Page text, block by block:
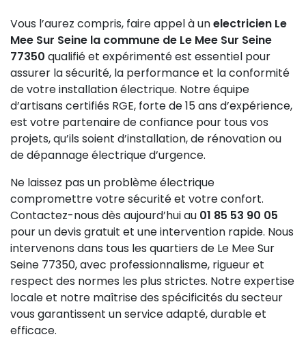
diagnostics conformes aux normes NF C 15-100, leur
disponibilité pour les urgences électriques, les
garanties offertes (décennale) et leur transparence
dans l’établissement des devis. Notre équipe réunit
tous ces critères et est à votre disposition pour
répondre à toutes vos questions et exigences.
Vous l’aurez compris, faire appel à unelectricien Le
Mee Sur Seine la commune de Le Mee Sur Seine
77350 qualifié et expérimenté est essentiel pour
assurer la sécurité, la performance et la conformité
de votre installation électrique. Notre équipe
d’artisans certifiés RGE, forte de 15 ans d’expérience,
est votre partenaire de confiance pour tous vos
projets, qu’ils soient d’installation, de rénovation ou
de dépannage électrique d’urgence.
Ne laissez pas un problème électrique
compromettre votre sécurité et votre confort.
Contactez-nous dès aujourd’hui au 01 85 53 90 05
pour un devis gratuit et une intervention rapide. Nous
intervenons dans tous les quartiers de Le Mee Sur
Seine 77350, avec professionnalisme, rigueur et
respect des normes les plus strictes. Notre expertise
locale et notre maîtrise des spécificités du secteur
vous garantissent un service adapté, durable et
efficace.